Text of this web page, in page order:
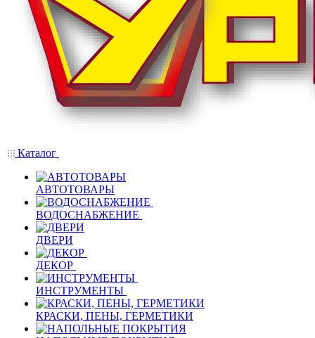
Каталог
АВТОТОВАРЫ
ВОДОСНАБЖЕНИЕ
ДВЕРИ
ДЕКОР
ИНСТРУМЕНТЫ
КРАСКИ, ПЕНЫ, ГЕРМЕТИКИ